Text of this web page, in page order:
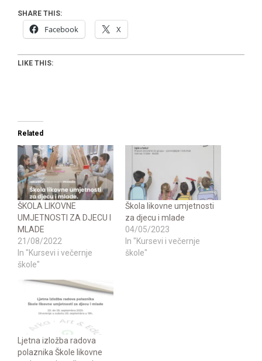
SHARE THIS:
Facebook X
LIKE THIS:
Related
ŠKOLA LIKOVNE
UMJETNOSTI ZA DJECU I
MLADE
21/08/2022
In "Kursevi i večernje
škole"
Škola likovne umjetnosti
za djecu i mlade
04/05/2023
In "Kursevi i večernje
škole"
Ljetna izložba radova
polaznika Škole likovne